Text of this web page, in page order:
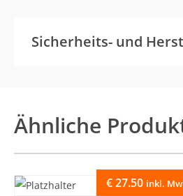
Sicherheits- und
Ähnliche
€27.50 inkl.